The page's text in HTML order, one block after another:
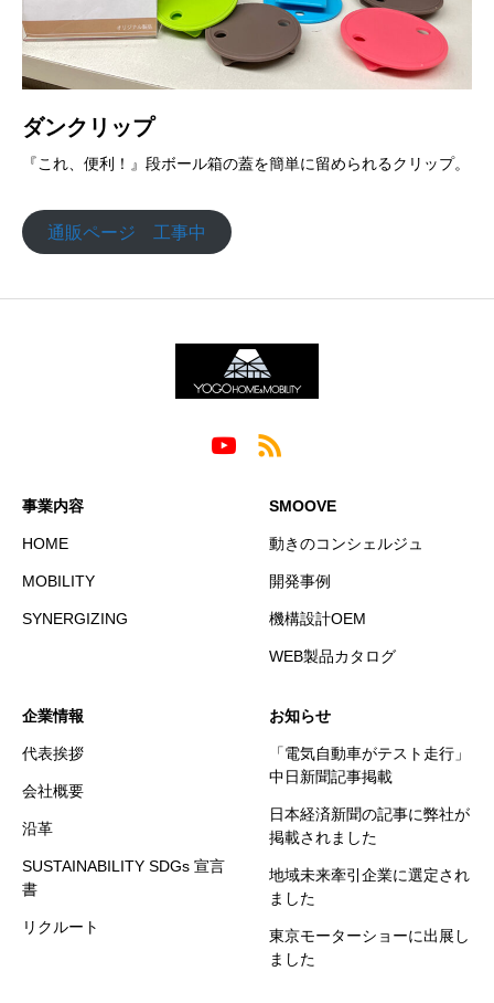
ダンクリップ
『これ、便利！』段ボール箱の蓋を簡単に留められるクリップ。
通販ページ 工事中
事業内容
HOME
MOBILITY
SYNERGIZING
SMOOVE
動きのコンシェルジュ
開発事例
機構設計OEM
WEB製品カタログ
企業情報
代表挨拶
会社概要
沿革
SUSTAINABILITY SDGs 宣言
書
リクルート
お知らせ
「電気自動車がテスト走行」
中日新聞記事掲載
日本経済新聞の記事に弊社が
掲載されました
地域未来牽引企業に選定され
ました
東京モーターショーに出展し
ました